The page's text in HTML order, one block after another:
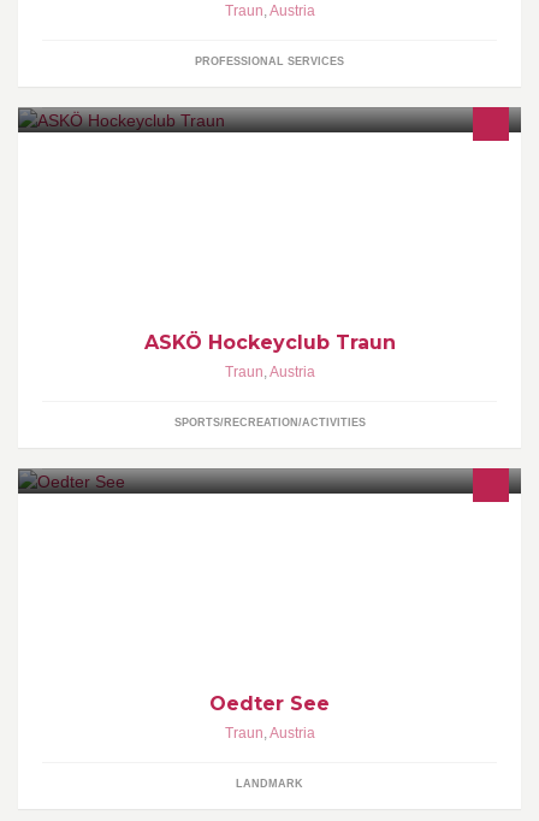
Traun,Austria
PROFESSIONAL SERVICES
ASKÖ Hockeyclub Traun
Traun,Austria
SPORTS/RECREATION/ACTIVITIES
Oedter See
Traun,Austria
LANDMARK